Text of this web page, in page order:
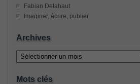
Fabian Delahaut
Imaginer, écrire, publier
Archives
Archives
Mots clés